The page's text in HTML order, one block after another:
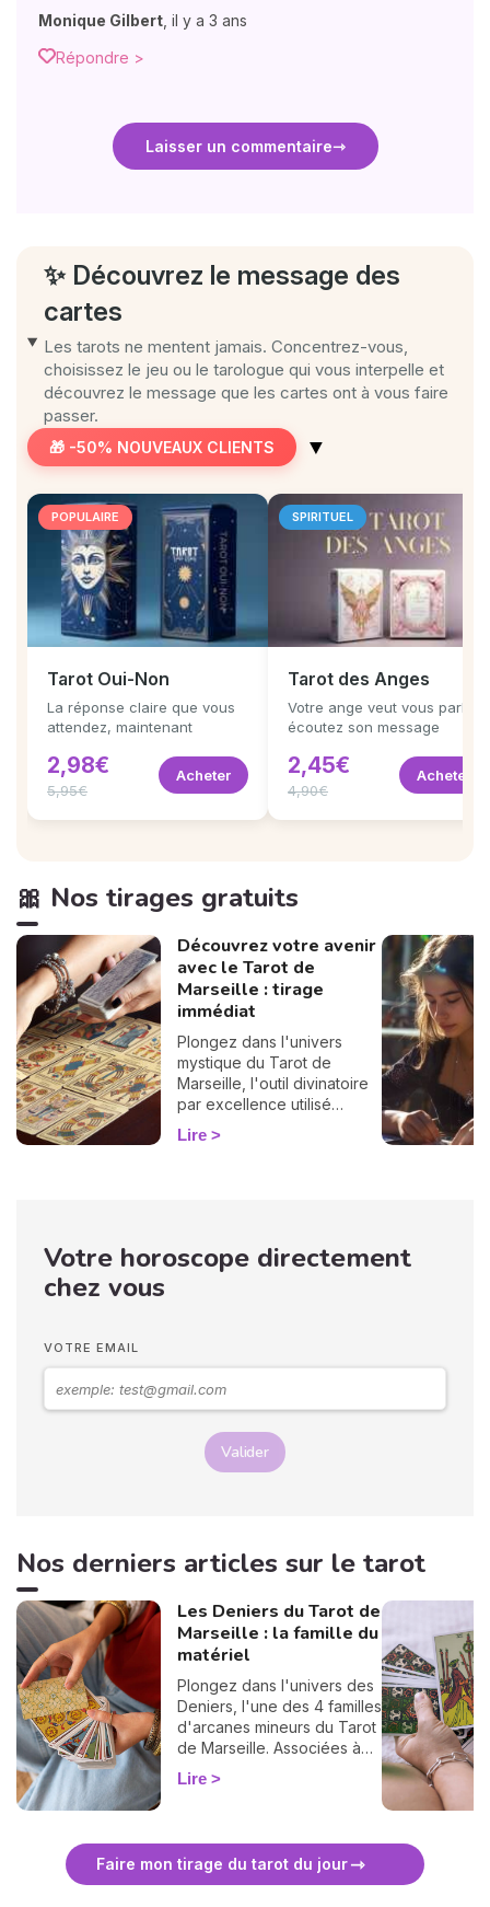
Monique Gilbert il y a 3 ans
Répondre >
Laisser un commentaire
✨ Découvrez le message des
cartes
Les tarots ne mentent jamais. Concentrez-vous,
choisissez le jeu ou le tarologue qui vous interpelle et
découvrez le message que les cartes ont à vous faire
passer.
🎁 -50% NOUVEAUX CLIENTS ▼
POPULAIRE
Tarot Oui-Non
La réponse claire que vous
attendez, maintenant
2,98€
5,95€
Acheter
SPIRITUEL
Tarot des Anges
Votre ange veut vous parler,
écoutez son message
2,45€
4,90€
Acheter
🎀 Nos tirages gratuits
Découvrez votre avenir
avec le Tarot de
Marseille : tirage
immédiat
Plongez dans l'univers
mystique du Tarot de
Marseille, l'outil divinatoire
par excellence utilisé
depuis des siècles pour
éclairer l'avenir. Profitez
Lire
Votre horoscope directement
chez vous
VOTRE EMAIL
Valider
Nos derniers articles sur le tarot
Les Deniers du Tarot de
Marseille : la famille du
matériel
Plongez dans l'univers des
Deniers, l'une des 4 familles
d'arcanes mineurs du Tarot
de Marseille. Associées à
l'élément Terre, ces cartes
éclairent votre vie
leur signification complète
Lire
Faire mon tirage du tarot du jour